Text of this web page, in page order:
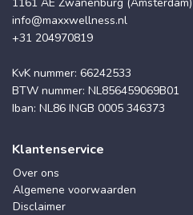
info@maxxwellness.nl
+31 204970819
KvK nummer: 66242533
BTW nummer: NL856459069B01
Iban: NL86 INGB 0005 346373
Klantenservice
Over ons
Algemene voorwaarden
Disclaimer